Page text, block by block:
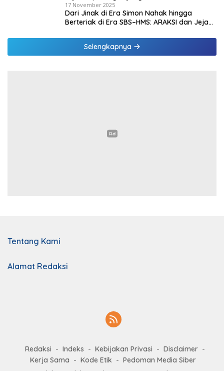
17 November 2025
Dari Jinak di Era Simon Nahak hingga
Berteriak di Era SBS–HMS: ARAKSI dan Jejak
Selengkapnya
Tentang Kami
Alamat Redaksi
Redaksi Indeks Kebijakan Privasi
Disclaimer
Kerja Sama
Kode Etik
Pedoman Media Siber